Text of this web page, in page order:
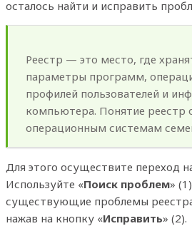
осталось найти и исправить
Реестр — это место, где
параметры программ,
профилей пользователей и
компьютера. Понятие реестр
операционным системам
Для этого осуществите переход
Используйте «Поиск проблем»
существующие проблемы реестра
нажав на кнопку «Исправить» (2).